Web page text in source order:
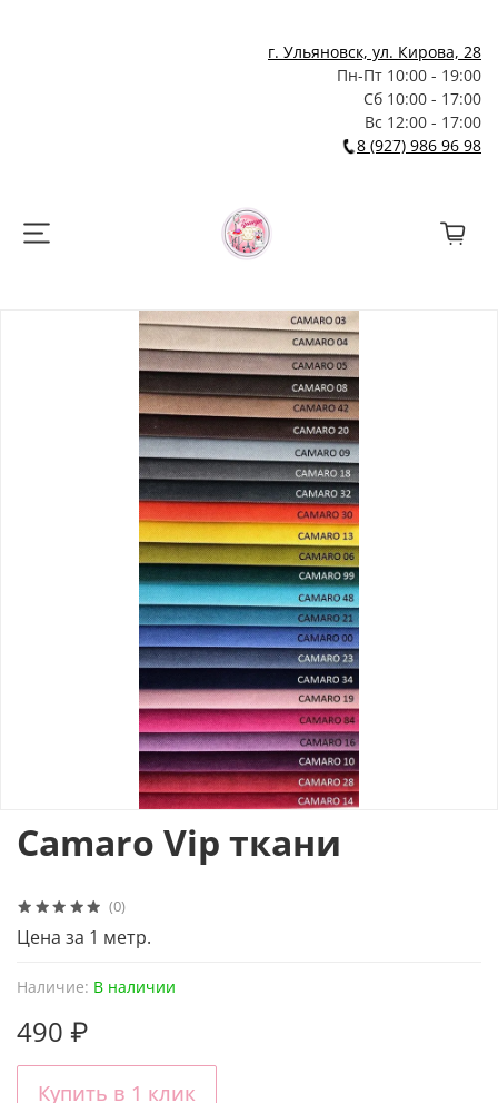
г. Ульяновск, ул. Кирова, 28
Пн-Пт 10:00 - 19:00
Сб 10:00 - 17:00
Вс 12:00 - 17:00
8 (927) 986 96 98
(0)
Наличие: В наличии
Camaro Vip ткани
490 ₽
Купить в 1 клик
Цена за 1 метр.